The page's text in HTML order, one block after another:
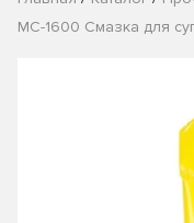
МС-1600 Смазка для